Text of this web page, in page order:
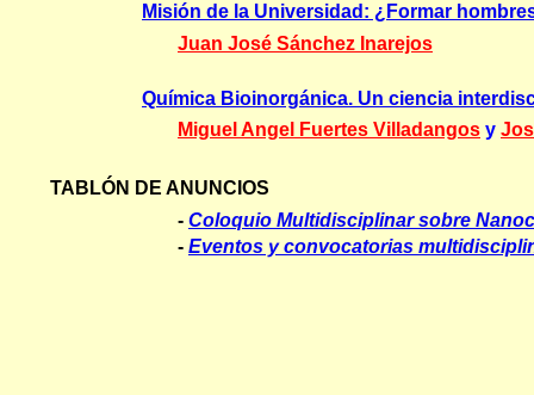
Misión de la Universidad: ¿Formar
Juan José Sánchez Inarejos
Química Bioinorgánica. Un ciencia
Miguel Angel Fuertes Villadangos y
TABLÓN DE ANUNCIOS
- Coloquio Multidisciplinar sobre
- Eventos y convocatorias